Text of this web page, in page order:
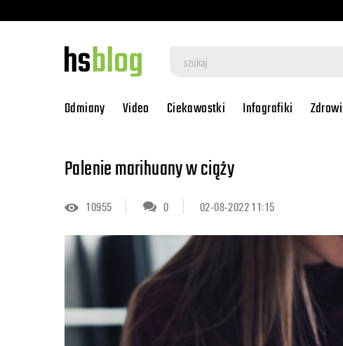
Odmiany Video Ciekawostki Infografiki
Palenie marihuany w ciąży
10955 0 02-08-2022 11:15